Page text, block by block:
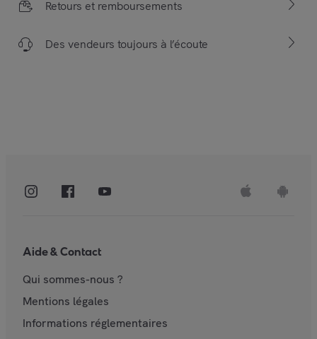
Retours et remboursements
Des vendeurs toujours à l’écoute
Aide & Contact
Qui sommes-nous ?
Mentions légales
Informations réglementaires